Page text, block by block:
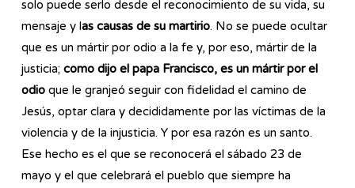
solo puede serlo desde el reconocimiento de su vida, su
mensaje y las causas de su martirio. No se puede ocultar
que es un mártir por odio a la fe y, por eso, mártir de la
justicia; como dijo el papa Francisco, es un mártir por el
odio que le granjeó seguir con fidelidad el camino de
Jesús, optar clara y decididamente por las víctimas de la
violencia y de la injusticia. Y por esa razón es un santo.
Ese hecho es el que se reconocerá el sábado 23 de
mayo y el que celebrará el pueblo que siempre ha